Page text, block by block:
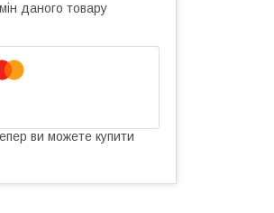
даного товару
ви можете купити